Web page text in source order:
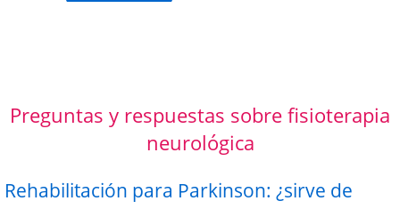
Preguntas y respuestas sobre fisioterapia
neurológica
Rehabilitación para Parkinson: ¿sirve de